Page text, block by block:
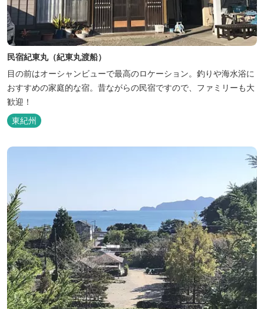
民宿紀東丸（紀東丸渡船）
目の前はオーシャンビューで最高のロケーション。釣りや海水浴に
おすすめの家庭的な宿。昔ながらの民宿ですので、ファミリーも大
歓迎！
東紀州